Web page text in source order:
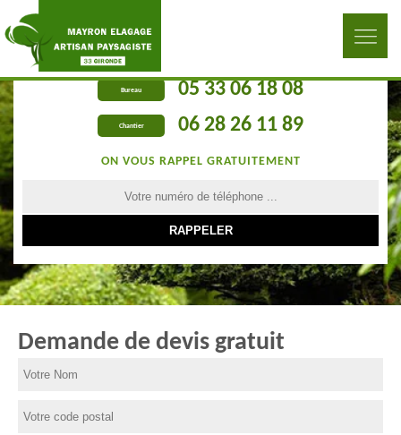
Bureau 05 33 06 18 08
Chantier 06 28 26 11 89
ON VOUS RAPPEL GRATUITEMENT
Demande de devis gratuit